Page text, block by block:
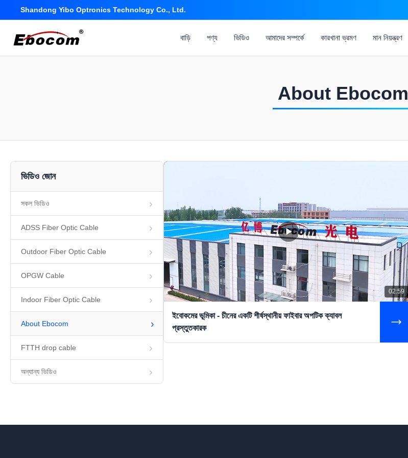
Shandong Yibo Optronics Technology Co., Ltd.
বাড়ি পণ্য ভিডিও আমাদের সম্পর্কে কারখানা ভ্রমণ মান নিয়ন্ত্রণ
About Ebocom
ভিডিও জোন
সকল ভিডিও
ADSS Fiber Optic Cable
Outdoor Fiber Optic Cable
OPGW Cable
Indoor Fiber Optic Cable
About Ebocom
FTTH drop cable
অন্যান্য ভিডিও
02:59
ইবোকমের ভূমিকা - চীনের একটি শীর্ষস্থানীয় ফাইবার অপটিক ক্যাবল
প্রস্তুতকারক